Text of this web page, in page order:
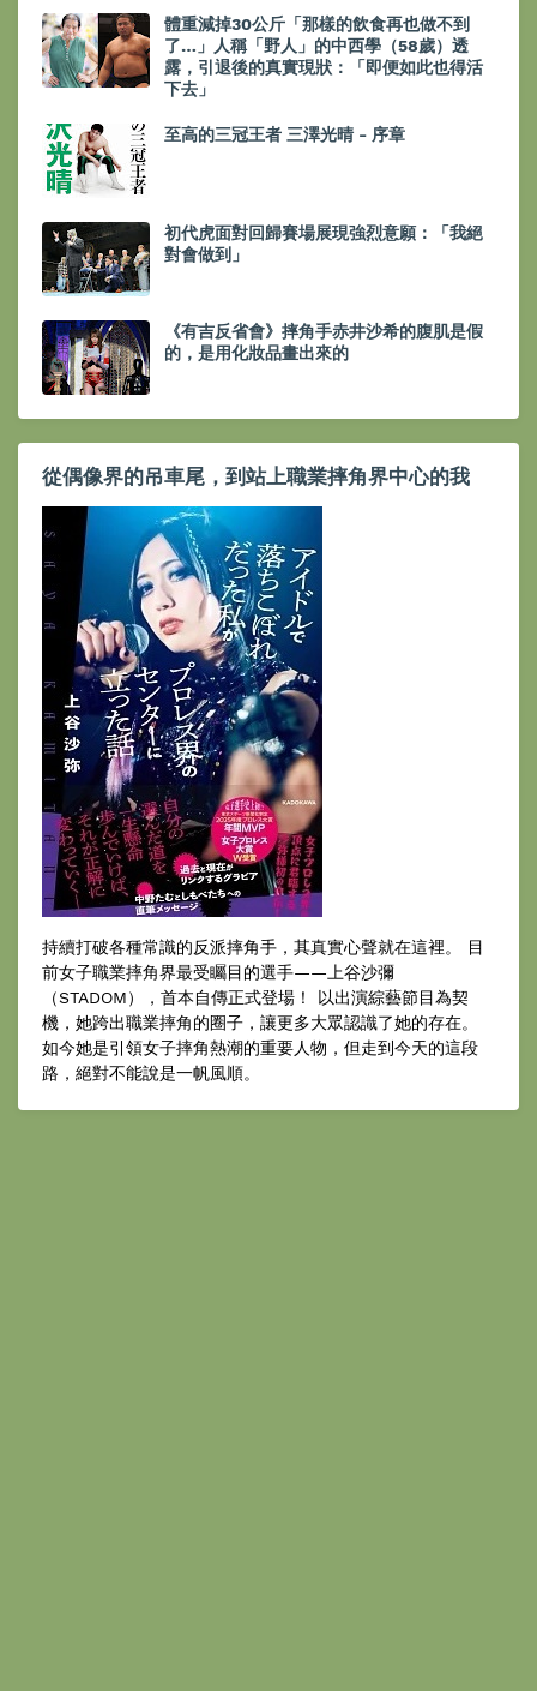
體重減掉30公斤「那樣的飲食再也做不到
了…」人稱「野人」的中西學（58歲）透
露，引退後的真實現狀：「即便如此也得活
下去」
至高的三冠王者 三澤光晴 - 序章
初代虎面對回歸賽場展現強烈意願：「我絕
對會做到」
《有吉反省會》摔角手赤井沙希的腹肌是假
的，是用化妝品畫出來的
從偶像界的吊車尾，到站上職業摔角界中心的我
持續打破各種常識的反派摔角手，其真實心聲就在這裡。 目
前女子職業摔角界最受矚目的選手——上谷沙彌
（STADOM），首本自傳正式登場！ 以出演綜藝節目為契
機，她跨出職業摔角的圈子，讓更多大眾認識了她的存在。
如今她是引領女子摔角熱潮的重要人物，但走到今天的這段
路，絕對不能說是一帆風順。